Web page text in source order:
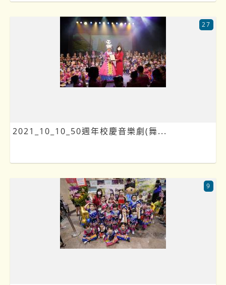
2021_10_10_50週年校慶音樂劇(舞...
27
9